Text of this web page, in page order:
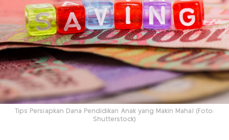
Tips Persiapkan Dana Pendidikan Anak yang Makin Mahal (Foto:
Shutterstock)